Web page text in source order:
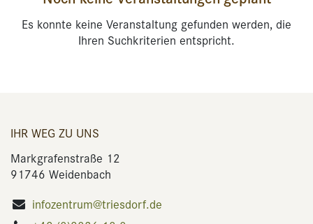
Es konnte keine Veranstaltung gefunden werden, die
Ihren Suchkriterien entspricht.
IHR WEG ZU UNS
Markgrafenstraße 12
91746 Weidenbach
infozentrum@triesdorf.de